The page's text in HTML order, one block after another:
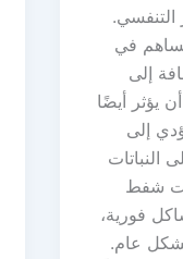
التنفسي.
في
إلى
يؤثر أيضًا
إلى
النباتات
شفط
فورية،
عام.